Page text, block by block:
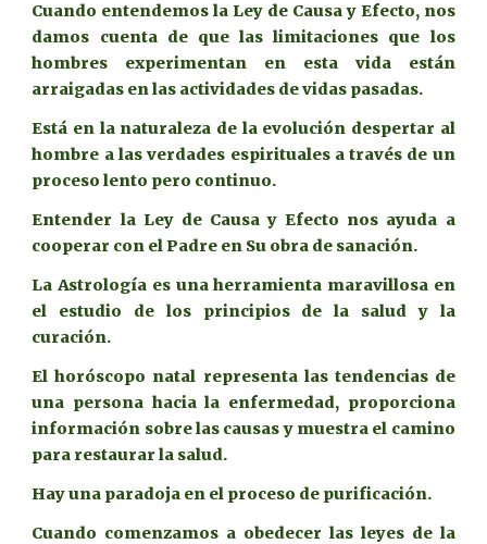
Cuando entendemos la Ley de Causa y Efecto, nos
damos cuenta de que las limitaciones que los
hombres experimentan en esta vida están
arraigadas en las actividades de vidas pasadas.
Está en la naturaleza de la evolución despertar al
hombre a las verdades espirituales a través de un
proceso lento pero continuo.
Entender la Ley de Causa y Efecto nos ayuda a
cooperar con el Padre en Su obra de sanación.
La Astrología es una herramienta maravillosa en
el estudio de los principios de la salud y la
curación.
El horóscopo natal representa las tendencias de
una persona hacia la enfermedad, proporciona
información sobre las causas y muestra el camino
para restaurar la salud.
Hay una paradoja en el proceso de purificación.
Cuando comenzamos a obedecer las leyes de la